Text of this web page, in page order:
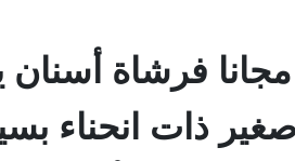
•سنسوداين فرشاة أسنان جنتل سوفت لطيفة على اللثة 1+1 مجانا
ذات انحناء